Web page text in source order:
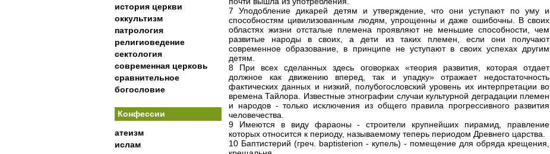
история церкви
оккультизм
патрология
религиоведение
сектология
современная церковь
сравнительное
богословие
Конфессии
атеизм
ислам
7 Уподобление дикарей детям и утверждение, что они уступают по уму и
способностям цивилизованным людям, упрощенны и даже ошибочны. В своих
областях жизни отсталые племена проявляют не меньшие способности, чем
развитые народы в своих, а дети из таких племен, если они получают
современное образование, в принципе не уступают в своих успехах другим
детям.
8 При всех сделанных здесь оговорках «теория развития, которая отдает
должное как движению вперед, так и упадку» отражает недостаточность
фактических данных и низкий, полубогословский уровень их интерпретации во
времена Тайлора. Известные этнографии случаи культурной деградации племен
и народов - только исключения из общего правила прогрессивного развития
человечества.
9 Имеются в виду фараоны - строители крупнейших пирамид, правление
которых относится к периоду, называемому теперь периодом Древнего царства.
10 Баптистерий (греч. baptisterion - купель) - помещение для обряда крещения,